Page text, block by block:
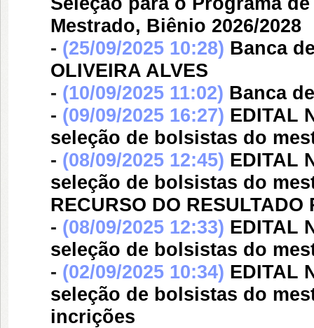
Mestrado, Biênio 2026/2028
- (25/09/2025 10:28) Banca
OLIVEIRA ALVES
- (10/09/2025 11:02) Banca
- (09/09/2025 16:27) EDITAL
seleção de bolsistas do
- (08/09/2025 12:45) EDITAL
seleção de bolsistas do
RECURSO DO RESULTADO
- (08/09/2025 12:33) EDITAL
seleção de bolsistas do
- (02/09/2025 10:34) EDITAL
seleção de bolsistas do
incrições